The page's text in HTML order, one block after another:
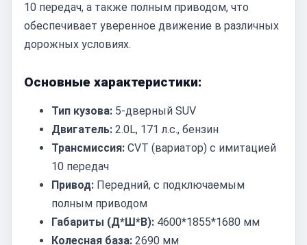
10 передач, а также полным приводом, что
обеспечивает уверенное движение в различных
дорожных условиях.
Основные характеристики:
Тип кузова: 5-дверный SUV
Двигатель: 2.0L, 171 л.с., бензин
Трансмиссия: CVT (вариатор) с имитацией
10 передач
Привод: Передний, с подключаемым
полным приводом
Габариты (Д*Ш*В): 4600*1855*1680 мм
Колесная база: 2690 мм